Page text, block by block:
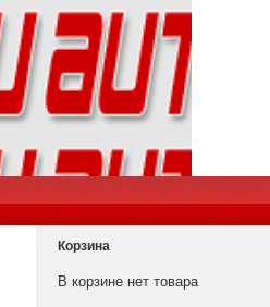
Корзина
В корзине нет товара